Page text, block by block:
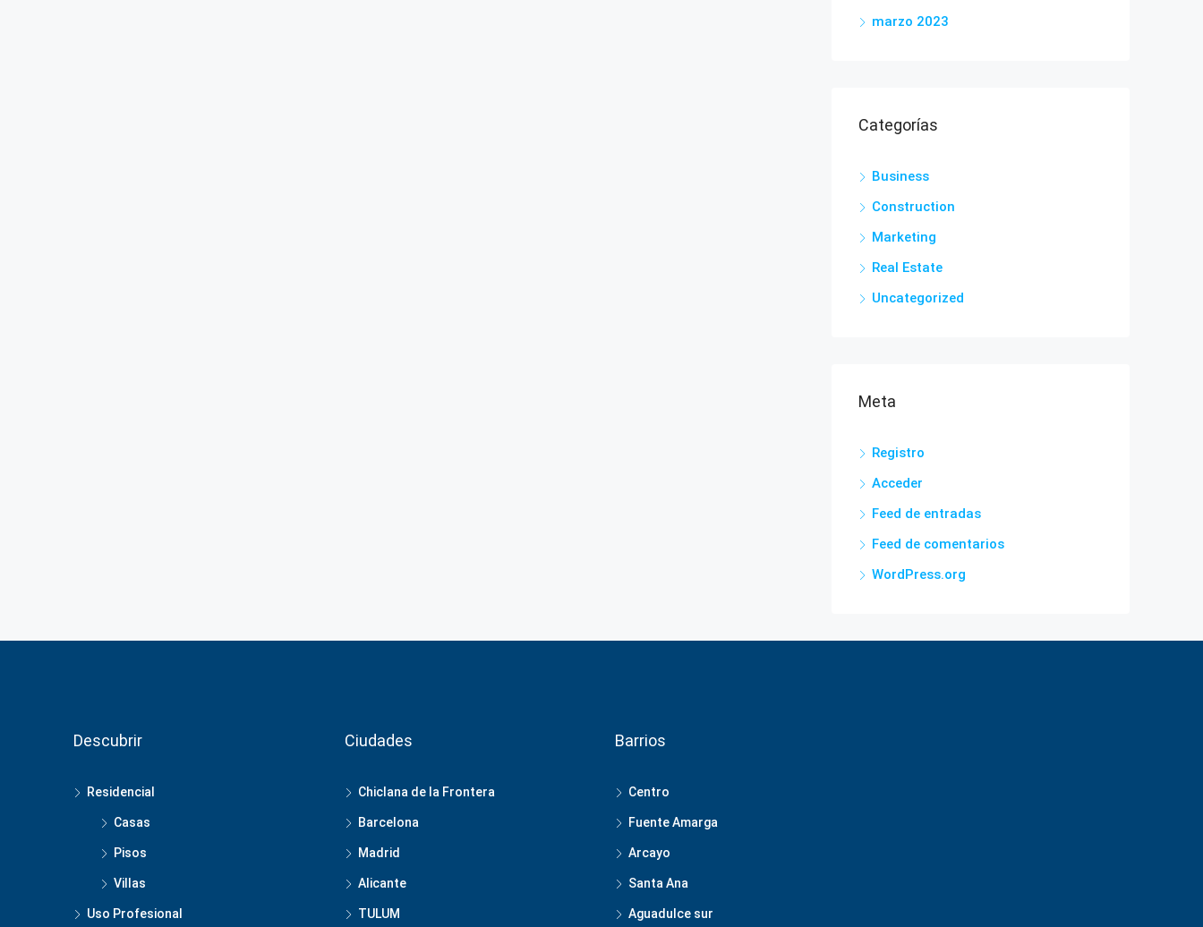
marzo 2023
Categorías
Business
Construction
Marketing
Real Estate
Uncategorized
Meta
Registro
Acceder
Feed de entradas
Feed de comentarios
WordPress.org
Descubrir
Residencial
Casas
Pisos
Villas
Uso Profesional
Ciudades
Chiclana de la Frontera
Barcelona
Madrid
Alicante
TULUM
Barrios
Centro
Fuente Amarga
Arcayo
Santa Ana
Aguadulce sur